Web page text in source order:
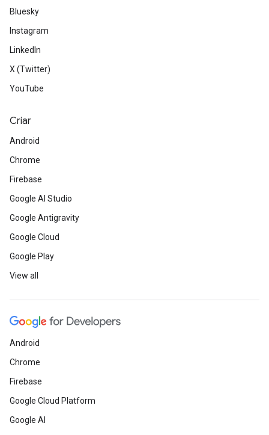
Bluesky
Instagram
LinkedIn
X (Twitter)
YouTube
Criar
Android
Chrome
Firebase
Google AI Studio
Google Antigravity
Google Cloud
Google Play
View all
Android
Chrome
Firebase
Google Cloud Platform
Google AI